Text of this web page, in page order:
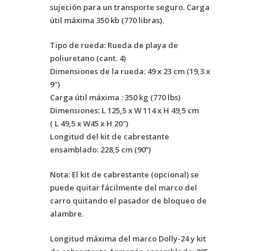
sujeción para un transporte seguro. Carga
útil máxima 350 kb (770 libras).
Tipo de rueda: Rueda de playa de
poliuretano (cant. 4)
Dimensiones de la rueda: 49 x 23 cm (19,3 x
9″)
Carga útil máxima : 350 kg (770 lbs)
Dimensiones: L 125,5 x W 114 x H 49,5 cm
( L 49,5 x W45 x H 20″)
Longitud del kit de cabrestante
ensamblado: 228,5 cm (90”)
Nota: El kit de cabrestante (opcional)se
puede quitar fácilmente del marco del
carro quitando el pasador de bloqueo de
alambre.
Longitud máxima del marco Dolly-24 y kit